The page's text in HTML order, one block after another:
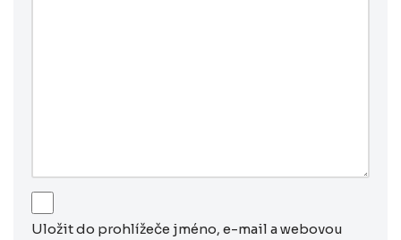
Uložit do prohlížeče jméno, e-mail a webovou